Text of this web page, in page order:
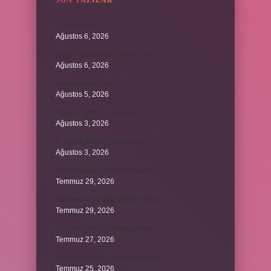
Ağustos 6, 2026
Ağustos 6, 2026
Ağustos 5, 2026
Ağustos 3, 2026
Ağustos 3, 2026
Temmuz 29, 2026
Temmuz 29, 2026
Temmuz 27, 2026
Temmuz 25, 2026